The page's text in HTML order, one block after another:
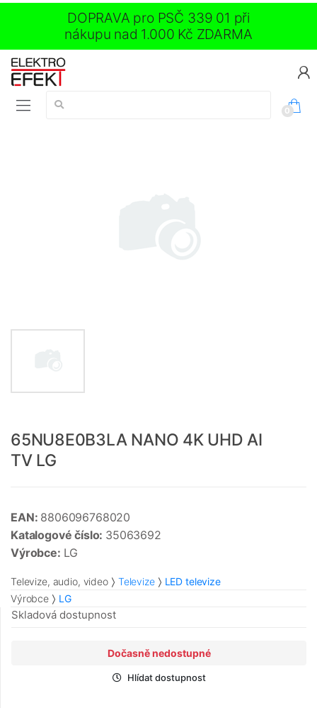
DOPRAVA pro PSČ 339 01 při
nákupu nad 1.000 Kč ZDARMA
Vyhledávání:
0
65NU8E0B3LA NANO 4K UHD AI
TV LG
EAN: 8806096768020
Katalogové číslo: 35063692
Výrobce: LG
Televize, audio, video Televize
LED televize
Výrobce
LG
Skladová dostupnost
Dočasně nedostupné
Hlídat dostupnost